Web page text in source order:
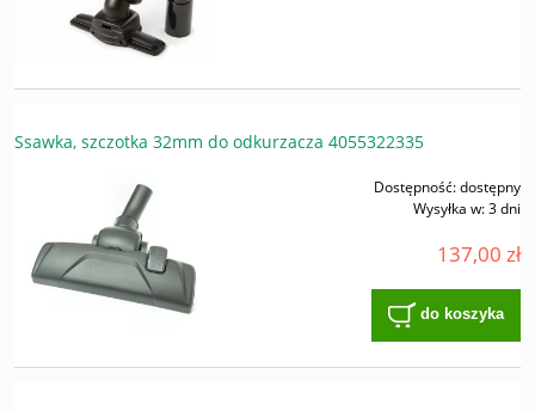
Ssawka, szczotka 32mm do odkurzacza 4055322335
Dostępność:dostępny
Wysyłka w:3 dni
137,00 zł
do koszyka